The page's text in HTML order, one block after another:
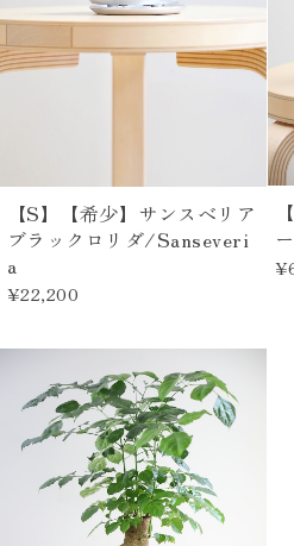
【S】【希少】サンスベリア
ブラックロリダ/Sanseveri
a
¥22,200